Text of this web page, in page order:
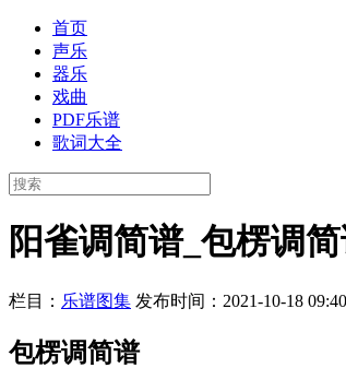
首页
声乐
器乐
戏曲
PDF乐谱
歌词大全
阳雀调简谱_包楞调
栏目： 乐谱图集 发布时间：2021-10-18 09:40
包楞调简谱